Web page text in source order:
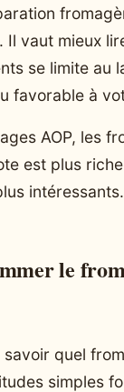
Il vaut mieux
se limite au
favorable à
AOP, les
est plus
intéressants.
le
quel
simples